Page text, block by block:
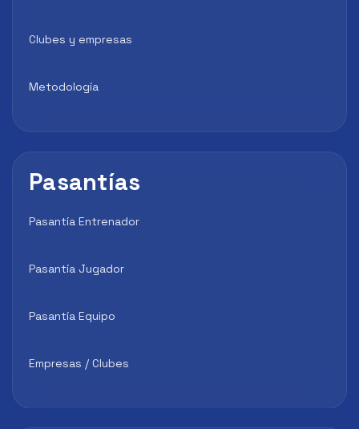
Clubes y empresas
Metodología
Pasantías
Pasantía Entrenador
Pasantía Jugador
Pasantía Equipo
Empresas / Clubes